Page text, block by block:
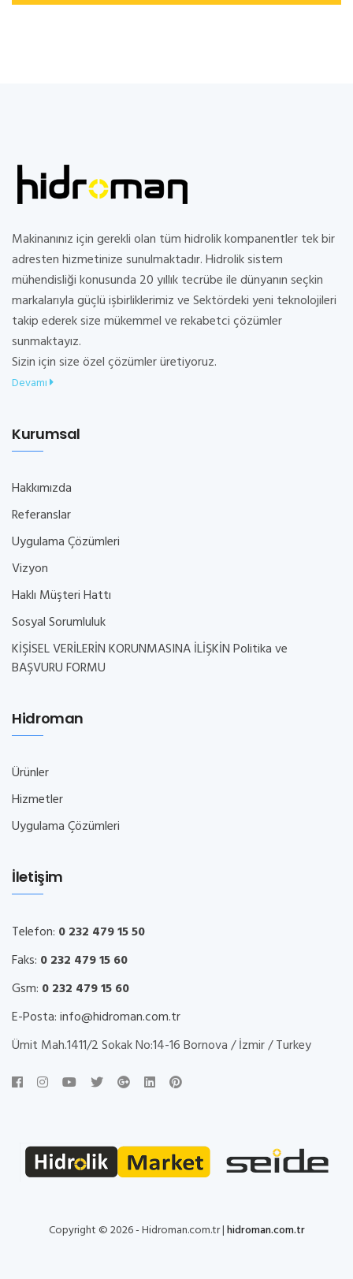
Makinanınız için gerekli olan tüm hidrolik kompanentler tek bir
adresten hizmetinize sunulmaktadır. Hidrolik sistem
mühendisliği konusunda 20 yıllık tecrübe ile dünyanın seçkin
markalarıyla güçlü işbirliklerimiz ve Sektördeki yeni teknolojileri
takip ederek size mükemmel ve rekabetci çözümler
sunmaktayız.
Sizin için size özel çözümler üretiyoruz.
Devamı
Kurumsal
Hakkımızda
Referanslar
Uygulama Çözümleri
Vizyon
Haklı Müşteri Hattı
Sosyal Sorumluluk
KİŞİSEL VERİLERİN KORUNMASINA İLİŞKİN Politika ve
BAŞVURU FORMU
Hidroman
Ürünler
Hizmetler
Uygulama Çözümleri
İletişim
Telefon: 0 232 479 15 50
Faks: 0 232 479 15 60
Gsm: 0 232 479 15 60
E-Posta:info@hidroman.com.tr
Ümit Mah.1411/2 Sokak No:14-16 Bornova / İzmir / Turkey
Copyright © 2026 - Hidroman.com.tr |hidroman.com.tr